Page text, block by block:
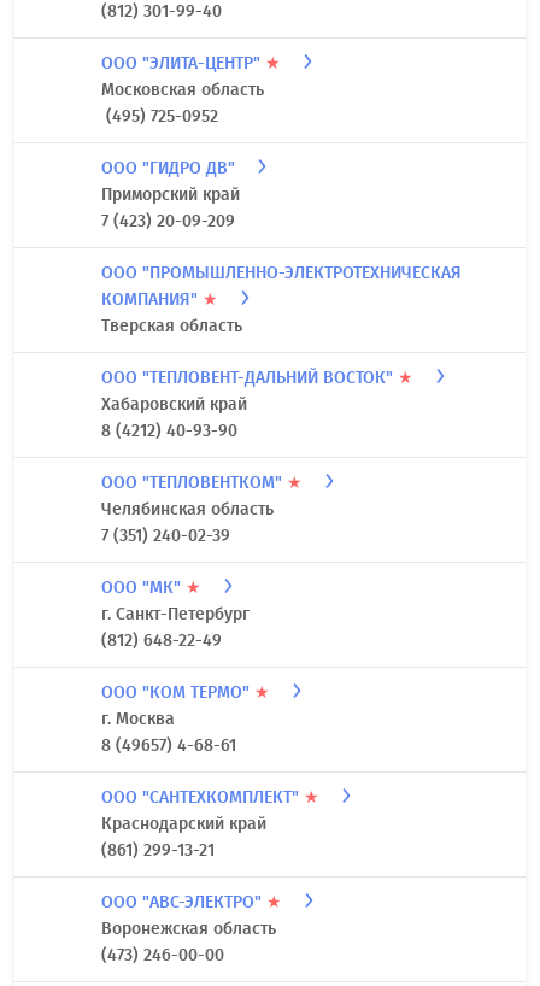
(812) 301-99-40
ООО "ЭЛИТА-ЦЕНТР" ★
Московская область
(495) 725-0952
ООО "ГИДРО ДВ"
Приморский край
7 (423) 20-09-209
ООО "ПРОМЫШЛЕННО-ЭЛЕКТРОТЕХНИЧЕСКАЯ
КОМПАНИЯ" ★
Тверская область
ООО "ТЕПЛОВЕНТ-ДАЛЬНИЙ ВОСТОК" ★
Хабаровский край
8 (4212) 40-93-90
ООО "ТЕПЛОВЕНТКОМ" ★
Челябинская область
7 (351) 240-02-39
ООО "МК" ★
г. Санкт-Петербург
(812) 648-22-49
ООО "КОМ ТЕРМО" ★
г. Москва
8 (49657) 4-68-61
ООО "САНТЕХКОМПЛЕКТ" ★
Краснодарский край
(861) 299-13-21
ООО "АВС-ЭЛЕКТРО" ★
Воронежская область
(473) 246-00-00